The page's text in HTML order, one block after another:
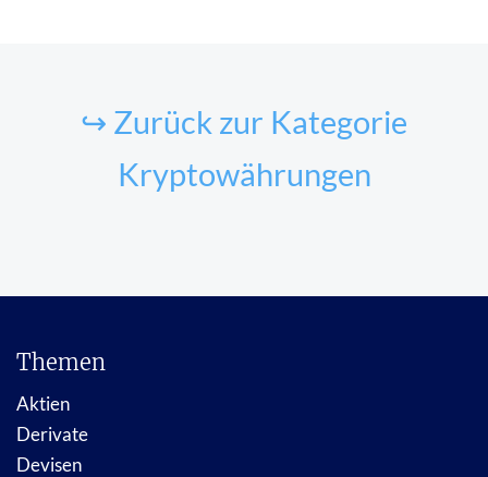
↪ Zurück zur Kategorie
Kryptowährungen
Themen
Aktien
Derivate
Devisen